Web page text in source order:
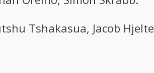
Tshakasua, Jacob